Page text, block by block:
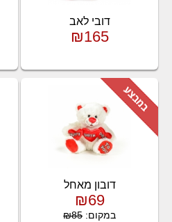
דובי לאב
₪165
דובון מאחל
₪69
במקום:₪85